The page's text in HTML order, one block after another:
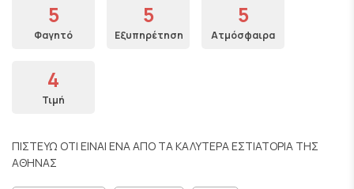
5
Φαγητό
5
Εξυπηρέτηση
5
Ατμόσφαιρα
4
Τιμή
ΠΙΣΤΕΥΩ ΟΤΙ ΕΙΝΑΙ ΕΝΑ ΑΠΟ ΤΑ ΚΑΛΥΤΕΡΑ ΕΣΤΙΑΤΟΡΙΑ ΤΗΣ
ΑΘΗΝΑΣ